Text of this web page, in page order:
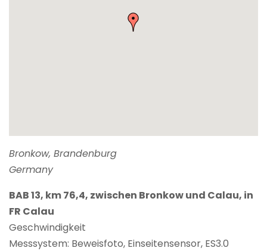
Bronkow, Brandenburg
Germany
BAB 13, km 76,4, zwischen Bronkow und Calau, in
FR Calau
Geschwindigkeit
Messsystem: Beweisfoto, Einseitensensor, ES3.0